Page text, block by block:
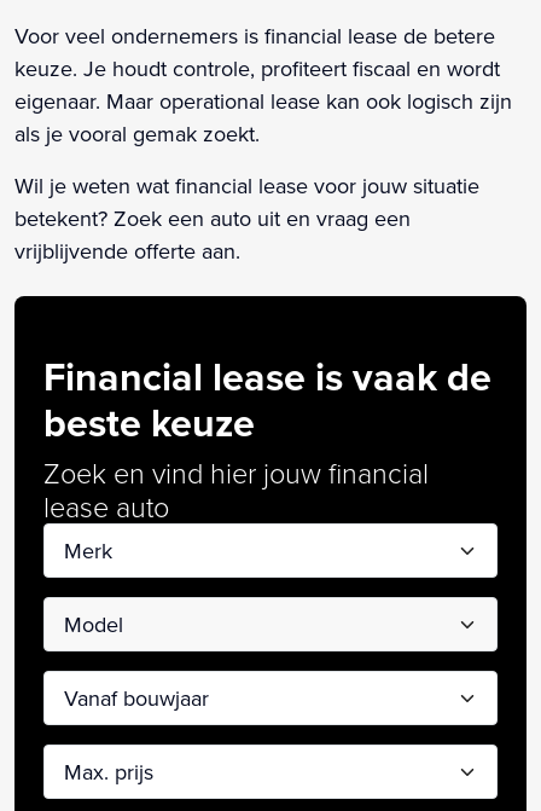
Voor veel ondernemers is financial lease de betere
keuze. Je houdt controle, profiteert fiscaal en wordt
eigenaar. Maar operational lease kan ook logisch zijn
als je vooral gemak zoekt.
Wil je weten wat financial lease voor jouw situatie
betekent? Zoek een auto uit en vraag een
vrijblijvende offerte aan.
Financial lease is vaak de
beste keuze
Zoek en vind hier jouw financial
lease auto
Merk
Model
Vanaf bouwjaar
Max. prijs